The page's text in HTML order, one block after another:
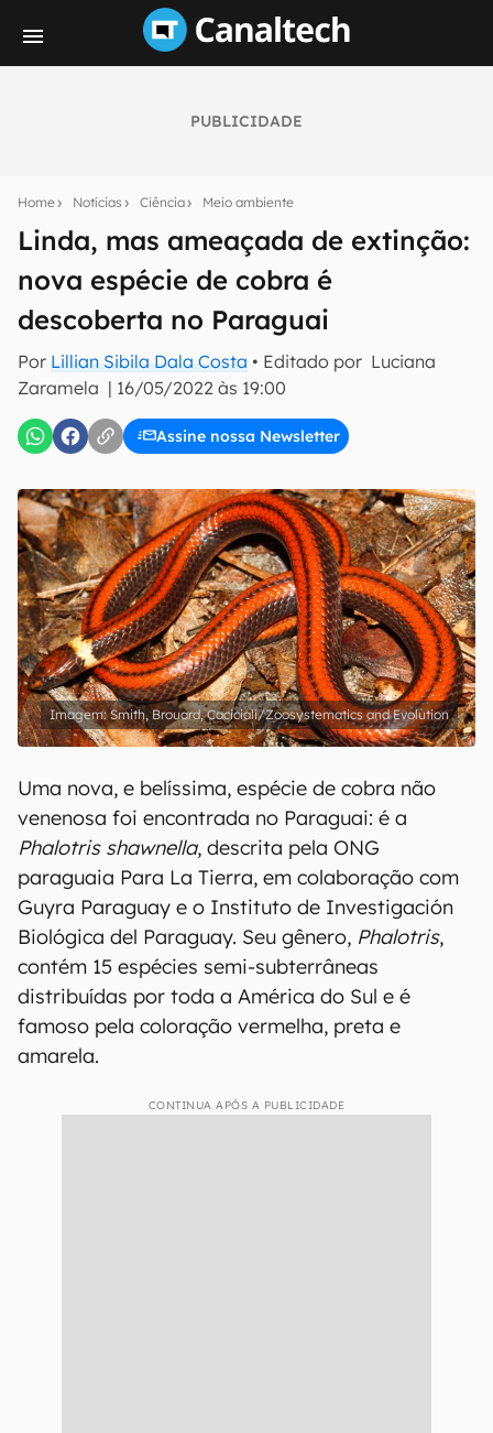
PUBLICIDADE
Home Notícias Ciência Meio ambiente
Linda, mas ameaçada de extinção:
nova espécie de cobra é
descoberta no Paraguai
Por Lillian Sibila Dala Costa • Editado por Luciana
Zaramela | 16/05/2022 às 19:00
Assine nossa Newsletter
notícias e reviews sobre tecnologia em primeira
mão.
E-mail
inscreva-se
Confirmo que li, aceito e concordo com os Termos de
Uso e Política de Privacidade do Canaltech.
Smith, Brouard, Caciciali/Zoosystematics and Evolution
Uma nova, e belíssima, espécie de cobra não
venenosa foi encontrada no Paraguai: é a
Phalotris shawnella, descrita pela ONG
paraguaia Para La Tierra, em colaboração com
Guyra Paraguay e o Instituto de Investigación
Biológica del Paraguay. Seu gênero, Phalotris,
contém 15 espécies semi-subterrâneas
distribuídas por toda a América do Sul e é
famoso pela coloração vermelha, preta e
amarela.
CONTINUA APÓS A PUBLICIDADE